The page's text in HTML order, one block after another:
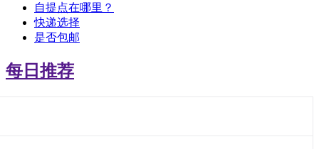
自提点在哪里？
快递选择
是否包邮
每日推荐